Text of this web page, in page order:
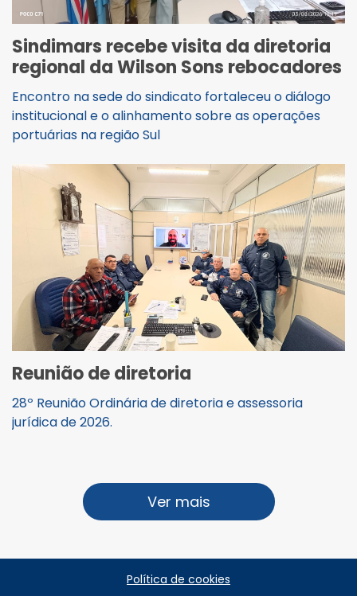
Sindimars recebe visita da diretoria
regional da Wilson Sons rebocadores
Encontro na sede do sindicato fortaleceu o diálogo
institucional e o alinhamento sobre as operações
portuárias na região Sul
Reunião de diretoria
28º Reunião Ordinária de diretoria e assessoria
jurídica de 2026.
Ver mais
Política de cookies